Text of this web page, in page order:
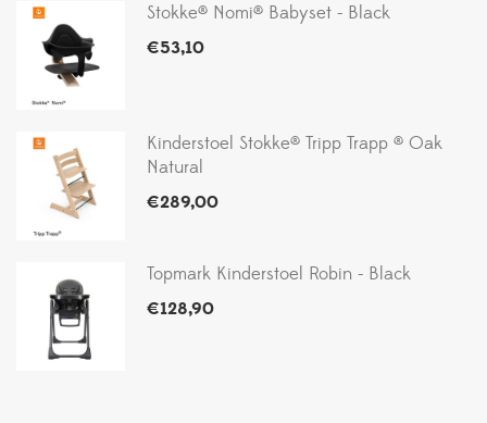
Stokke® Nomi® Babyset - Black
€53,10
Kinderstoel Stokke® Tripp Trapp ® Oak
Natural
€289,00
Topmark Kinderstoel Robin - Black
€128,90